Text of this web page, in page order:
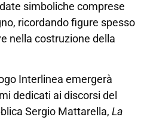
simboliche comprese
ricordando figure spesso
nella costruzione della
Interlinea emergerà
dedicati ai discorsi del
Sergio Mattarella, La